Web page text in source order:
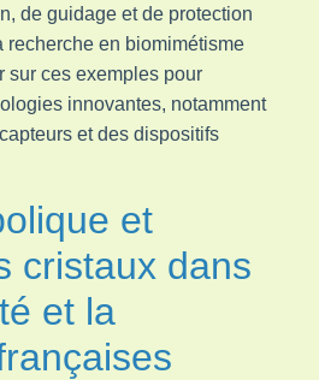
de guidage et de protection
recherche en biomimétisme
sur ces exemples pour
innovantes, notamment
et des dispositifs
et
cristaux dans
et la